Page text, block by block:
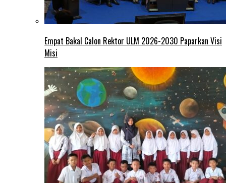
Empat Bakal Calon Rektor ULM 2026-2030 Paparkan Visi
Misi